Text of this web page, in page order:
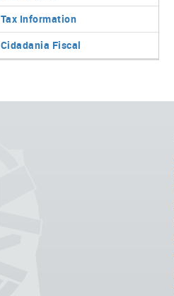
Tax Information
Cidadania Fiscal